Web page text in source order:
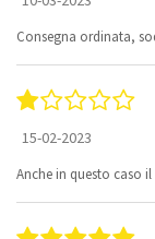
Consegna ordinata,
15-02-2023
Anche in questo caso